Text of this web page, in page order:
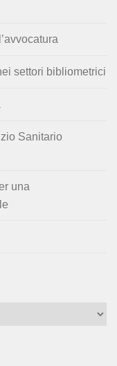
settori bibliometrici
Sanitario
una